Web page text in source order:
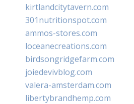
kirtlandcitytavern.com
301nutritionspot.com
ammos-stores.com
loceanecreations.com
birdsongridgefarm.com
joiedevivblog.com
valera-amsterdam.com
libertybrandhemp.com